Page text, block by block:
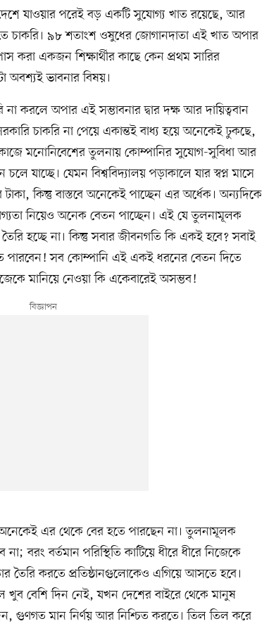
যাওয়ার পরেই বড় একটি সুযোগ্য খাত রয়েছে, আর
চাকরি। ৯৮ শতাংশ ওষুধের জোগানদাতা এই খাত অপার
করা একজন শিক্ষার্থীর কাছে কেন প্রথম সারির
অবশ্যই ভাবনার বিষয়।
না করলে অপার এই সম্ভাবনার দ্বার দক্ষ আর দায়িত্ববান
চাকরি না পেয়ে একান্তই বাধ্য হয়ে অনেকেই ঢুকছে,
মনোনিবেশের তুলনায় কোম্পানির সুযোগ-সুবিধা আর
যাচ্ছে। যেমন বিশ্ববিদ্যালয় পড়াকালে যার স্বপ্ন মাসে
কিন্তু বাস্তবে অনেকেই পাচ্ছেন এর অর্ধেক। অন্যদিকে
নিয়েও অনেক বেতন পাচ্ছেন। এই যে তুলনামূলক
হচ্ছে না। কিন্তু সবার জীবনগতি কি একই হবে? সবাই
পারবেন! সব কোম্পানি এই একই ধরনের বেতন দিতে
মানিয়ে নেওয়া কি একেবারেই অসম্ভব!
এর থেকে বের হতে পারছেন না। তুলনামূলক
বরং বর্তমান পরিস্থিতি কাটিয়ে ধীরে ধীরে নিজেকে
তৈরি করতে প্রতিষ্ঠানগুলোকেও এগিয়ে আসতে হবে।
খুব বেশি দিন নেই, যখন দেশের বাইরে থেকে মানুষ
মান নির্ণয় আর নিশ্চিত করতে। তিল তিল করে